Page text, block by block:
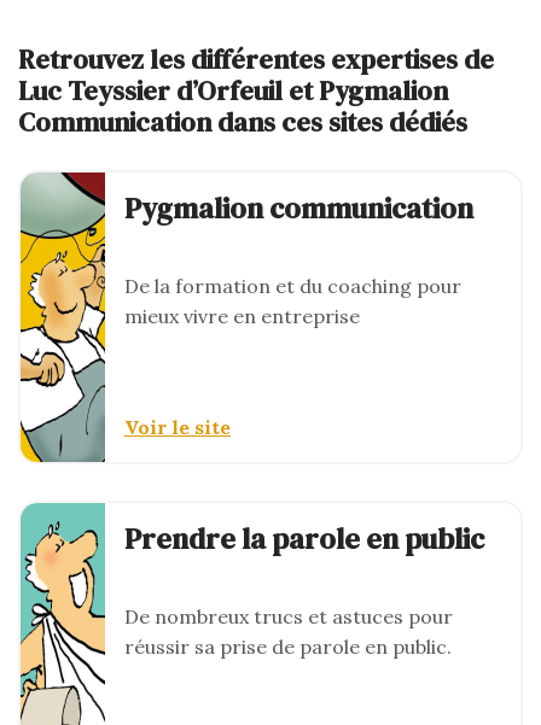
Retrouvez les différentes expertises de
Luc Teyssier d’Orfeuil et Pygmalion
Communication dans ces sites dédiés
Pygmalion communication
De la formation et du coaching pour
mieux vivre en entreprise
Voir le site
Prendre la parole en public
De nombreux trucs et astuces pour
réussir sa prise de parole en public.